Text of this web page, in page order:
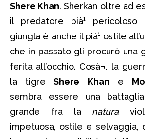
Shere Khan. Sherkan oltre ad
il predatore pià¹ pericoloso
giungla è anche il pià¹ ostile
che in passato gli procurò una
ferita all’occhio. Cosà¬, la
la tigre Shere Khan e
sembra essere una battaglia
grande fra la natura
impetuosa, ostile e selvaggia,